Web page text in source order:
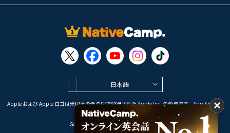
日本語
Apple および Apple ロゴは米国その他の国で登録された Apple Inc. の商標です。App Store は
Apple Inc. のサービスマークです。
Google Play は Google LLC の商標です。